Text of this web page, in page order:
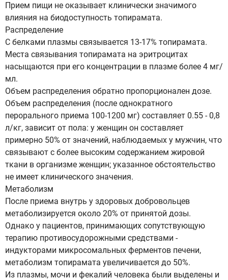
Прием пищи не оказывает клинически значимого
влияния на биодоступность топирамата.
Распределение
С белками плазмы связывается 13-17% топирамата.
Места связывания топирамата на эритроцитах
насыщаются при его концентрации в плазме более 4 мг/
мл.
Объем распределения обратно пропорционален дозе.
Объем распределения (после однократного
перорального приема 100-1200 мг) составляет 0.55 - 0,8
л/кг, зависит от пола: у женщин он составляет
примерно 50% от значений, наблюдаемых у мужчин, что
связывают с более высоким содержанием жировой
ткани в организме женщин; указанное обстоятельство
не имеет клинического значения.
Метаболизм
После приема внутрь у здоровых добровольцев
метаболизируется около 20% от принятой дозы.
Однако у пациентов, принимающих сопутствующую
терапию противосудорожными средствами -
индукторами микросомальных ферментов печени,
метаболизм топирамата увеличивается до 50%.
Из плазмы, мочи и фекалий человека были выделены и